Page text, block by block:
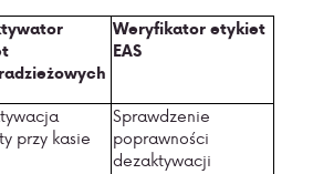
Weryfikator etykiet
EAS
przy kasie
Sprawdzenie
poprawności
dezaktywacji